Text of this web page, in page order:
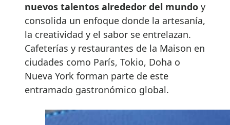
nuevos talentos alrededor del mundo y
consolida un enfoque donde la artesanía,
la creatividad y el sabor se entrelazan.
Cafeterías y restaurantes de la Maison en
ciudades como París, Tokio, Doha o
Nueva York forman parte de este
entramado gastronómico global.